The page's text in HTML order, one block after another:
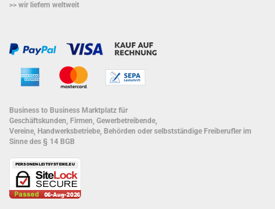
>> wir liefern weltweit
Business to Business Marktplatz für
Geschäftskunden, Firmen, Gewerbetreibende,
Vereine, Handwerksbetriebe, Behörden oder selbstständige Freiberufler im
Sinne des § 14 BGB